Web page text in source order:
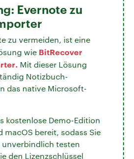
Evernote zu
zu vermeiden, ist eine
wie BitRecover
. Mit dieser Lösung
Notizbuch-
das native Microsoft-
kostenlose Demo-Edition
macOS bereit, sodass Sie
unverbindlich testen
den Lizenzschlüssel